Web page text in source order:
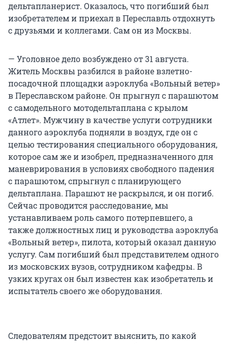
дельтапланерист. Оказалось, что погибший был
изобретателем и приехал в Переславль отдохнуть
с друзьями и коллегами. Сам он из Москвы.
— Уголовное дело возбуждено от 31 августа.
Житель Москвы разбился в районе взлетно-
посадочной площадки аэроклуба «Вольный ветер»
в Переславском районе. Он прыгнул с парашютом
с самодельного мотодельтаплана с крылом
«Атлет». Мужчину в качестве услуги сотрудники
данного аэроклуба подняли в воздух, где он с
целью тестирования специального оборудования,
которое сам же и изобрел, предназначенного для
маневрирования в условиях свободного падения
с парашютом, спрыгнул с планирующего
дельтаплана. Парашют не раскрылся, и он погиб.
Сейчас проводится расследование, мы
устанавливаем роль самого потерпевшего, а
также должностных лиц и руководства аэроклуба
«Вольный ветер», пилота, который оказал данную
услугу. Сам погибший был представителем одного
из московских вузов, сотрудником кафедры. В
узких кругах он был известен как изобретатель и
испытатель своего же оборудования.
Следователям предстоит выяснить, по какой